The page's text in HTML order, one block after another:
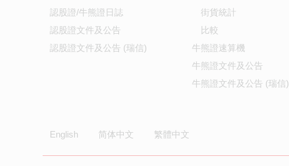
認股證/牛熊證日誌
認股證文件及公告
認股證文件及公告 (瑞信)
街貨統計
比較
牛熊證速算機
牛熊證文件及公告
牛熊證文件及公告 (瑞信)
English 简体中文 繁體中文